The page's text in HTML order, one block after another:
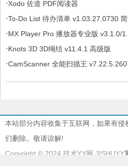
·Xodo 佐道 PDF阅读器
·To-Do List 待办清单 v1.03.27.0730
软件，解锁专业版
·MX Player Pro 播放器专业版 v3.1.0/
·Knots 3D 3D绳结 v11.4.1 高级版
·CamScanner 全能扫描王
本站部分内容收集于互联网，如果有
们删除。敬请谅解!
Copyright © 2024 技术YY网 JISHUYY